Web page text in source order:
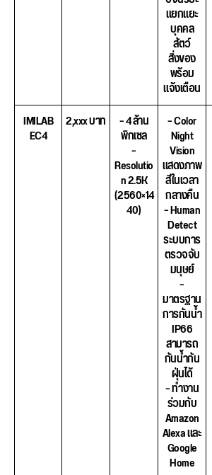
แยกแยะ
บุคคล
สัตว์
สิ่งของ
พร้อม
แจ้งเตือน
IMILAB
EC4
2,xxx บาท – 4 ล้าน
พิกเซล
–
Resolutio
n 2.5K
(2560×14
40)
– Color
Night
Vision
แสดงภาพ
สีในเวลา
กลางคืน
– Human
Detect
ระบบการ
ตรวจจับ
มนุษย์
–
มาตรฐาน
การกันน้ำ
IP66
สามารถ
กันน้ำกัน
ฝุ่นได้
– ทำงาน
ร่วมกับ
Amazon
Alexa และ
Google
Home